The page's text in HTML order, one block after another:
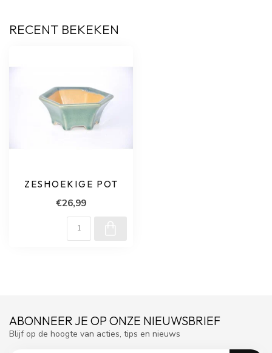
RECENT BEKEKEN
ZESHOEKIGE POT
€26,99
ABONNEER JE OP ONZE NIEUWSBRIEF
Blijf op de hoogte van acties, tips en nieuws